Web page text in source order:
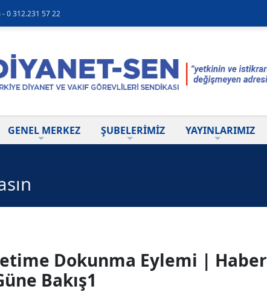
0 312.231 57 22
GENEL MERKEZ ŞUBELERİMİZ YAYINLARIMIZ
Dokunma Eylemi | Haber
Bakış1